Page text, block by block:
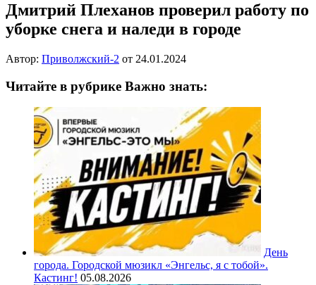
Дмитрий Плеханов проверил работу по
уборке снега и наледи в городе
Автор: Приволжский-2 от 24.01.2024
Читайте в рубрике Важно знать:
День
города. Городской мюзикл «Энгельс, я с тобой».
Кастинг! 05.08.2026